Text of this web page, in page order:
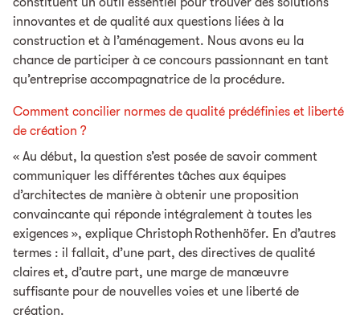
innovantes et de qualité aux questions liées à la
construction et à l’aménagement. Nous avons eu la
chance de participer à ce concours passionnant en tant
qu’entreprise accompagnatrice de la procédure.
Comment concilier normes de qualité prédéfinies et liberté
de création ?
« Au début, la question s’est posée de savoir comment
communiquer les différentes tâches aux équipes
d’architectes de manière à obtenir une proposition
convaincante qui réponde intégralement à toutes les
exigences », explique Christoph Rothenhöfer. En d’autres
termes : il fallait, d’une part, des directives de qualité
claires et, d’autre part, une marge de manœuvre
suffisante pour de nouvelles voies et une liberté de
création.